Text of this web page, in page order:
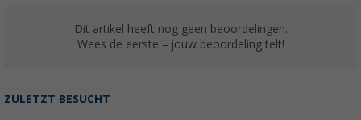
Dit artikel heeft nog geen beoordelingen.
Wees de eerste – jouw beoordeling telt!
ZULETZT BESUCHT